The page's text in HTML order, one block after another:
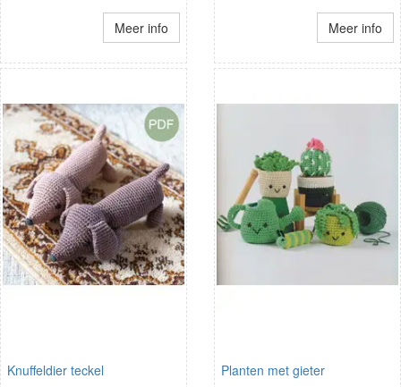
Meer info Meer info
Knuffeldier teckel Planten met gieter